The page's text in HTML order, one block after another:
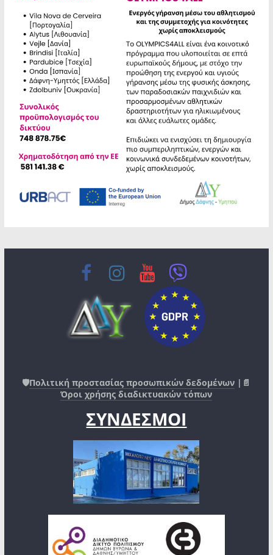
🛡️Πολιτική προστασίας προσωπικών δεδομένων |📄
Όροι χρήσης διαδικτυακών τόπων
ΣΥΝΔΕΣΜΟΙ